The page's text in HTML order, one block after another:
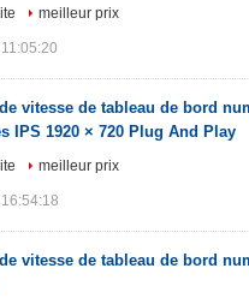
meilleur prix
vitesse de tableau de bord
IPS 1920 × 720 Plug And Play
meilleur prix
vitesse de tableau de bord